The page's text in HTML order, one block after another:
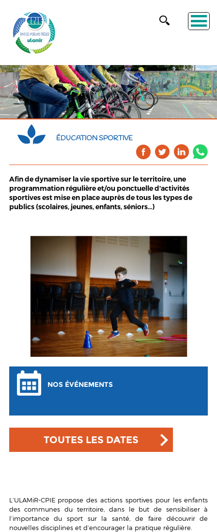
ÉDUCATION SPORTIVE
Afin de dynamiser la vie sportive sur le territoire, une
programmation régulière et/ou ponctuelle d'activités
sportives est mise en place auprès de tous les types de
publics (scolaires, jeunes, enfants, séniors...)
NOS ÉVÉNEMENTS
TOUTES LES DATES
L’ULAMiR-CPIE propose des actions sportives pour les enfants
des communes du territoire, dans le but de sensibiliser à
l’importance du sport sur la santé, de faire découvrir de
nouvelles disciplines et d’encourager la pratique régulière.